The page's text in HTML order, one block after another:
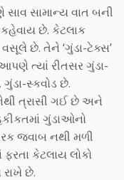
સાવ સામાન્ય વાત બની
કહેવાય છે. કેટલાક
વસૂલે છે. તેને ‘ગુંડા-ટેક્સ’
ત્યાં રીતસર ગુંડા-
સ્કવોડ છે.
ત્રાસી ગઈ છે અને
ગુંડાઓનો
જવાબ નથી મળી
કેટલાય લોકો
રાખે છે.